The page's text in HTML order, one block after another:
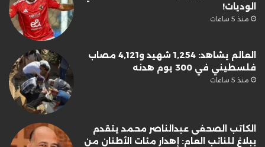
الوديات!
منذ 5 ساعات
العالم يشاهد: 1,254 شهيد و4,121 مصاب
فلسطيني في 300 يوم هدنه
منذ 5 ساعات
الكاتب الصحفى عبدالناصر محمد يتقدم
ببلاغ للنائب العام: إهدار مئات الأطنان من